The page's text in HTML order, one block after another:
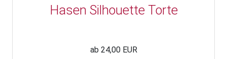
Hasen Silhouette Torte
ab 24,00 EUR